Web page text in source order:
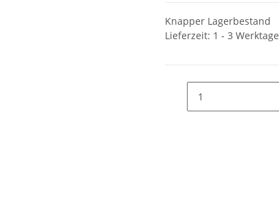
Knapper Lagerbestand
Lieferzeit: 1 - 3 Werktage